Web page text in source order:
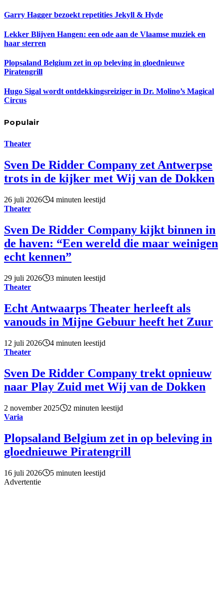
Garry Hagger bezoekt repetities Jekyll & Hyde
Lekker Blijven Hangen: een ode aan de Vlaamse muziek en
haar sterren
Plopsaland Belgium zet in op beleving in gloednieuwe
Piratengrill
Hugo Sigal wordt ontdekkingsreiziger in Dr. Molino’s Magical
Circus
Populair
Theater
Sven De Ridder Company zet Antwerpse
trots in de kijker met Wij van de Dokken
26 juli 2026
4 minuten leestijd
Theater
Sven De Ridder Company kijkt binnen in
de haven: “Een wereld die maar weinigen
echt kennen”
29 juli 2026
3 minuten leestijd
Theater
Echt Antwaarps Theater herleeft als
vanouds in Mijne Gebuur heeft het Zuur
12 juli 2026
4 minuten leestijd
Theater
Sven De Ridder Company trekt opnieuw
naar Play Zuid met Wij van de Dokken
2 november 2025
2 minuten leestijd
Varia
Plopsaland Belgium zet in op beleving in
gloednieuwe Piratengrill
16 juli 2026
5 minuten leestijd
Advertentie